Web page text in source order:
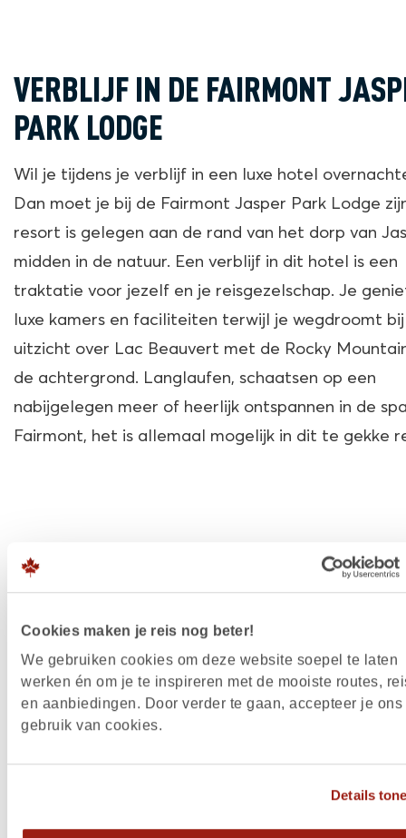
Cookies maken je reis nog beter!
We gebruiken cookies om deze website soepel te laten
werken én om je te inspireren met de mooiste routes,
en aanbiedingen. Door verder te gaan, accepteer je ons
gebruik van cookies.
Details
VERBLIJF IN DE FAIRMONT
PARK LODGE
Wil je tijdens je verblijf in een luxe hotel
Dan moet je bij de Fairmont Jasper Park Lodge
resort is gelegen aan de rand van het dorp van
midden in de natuur. Een verblijf in dit hotel is een
traktatie voor jezelf en je reisgezelschap. Je
luxe kamers en faciliteiten terwijl je wegdroomt
uitzicht over Lac Beauvert met de Rocky
de achtergrond. Langlaufen, schaatsen op een
nabijgelegen meer of heerlijk ontspannen in de
Fairmont, het is allemaal mogelijk in dit te gekke
VLIEGEN NAAR EDMONTON
Wie gaat skiën in Marmot Basin kan het beste
Edmonton. De meest snelle en comfortabele
daarvoor vanuit Nederland is met KLM. Met de